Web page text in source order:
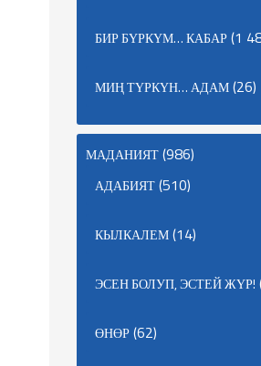
БИР БҮРКҮМ… КАБАР(1
МИҢ ТҮРКҮН… АДАМ(26)
МАДАНИЯТ(986)
АДАБИЯТ(510)
КЫЛКАЛЕМ(14)
ЭСЕН БОЛУП, ЭСТЕЙ ЖҮР!
ӨНӨР(62)